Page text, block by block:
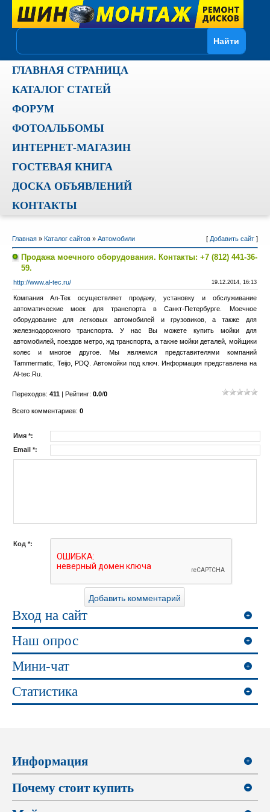
ГЛАВНАЯ СТРАНИЦА
КАТАЛОГ СТАТЕЙ
ФОРУМ
ФОТОАЛЬБОМЫ
ИНТЕРНЕТ-МАГАЗИН
ГОСТЕВАЯ КНИГА
ДОСКА ОБЪЯВЛЕНИЙ
КОНТАКТЫ
Главная» Каталог сайтов» Автомобили [ Добавить сайт]
Продажа моечного оборудования. Контакты: +7 (812) 441-36-
59.
http://www.al-tec.ru/ 19.12.2014, 16:13
Компания Ал-Тек осуществляет продажу, установку и обслуживание
автоматические моек для транспорта в Санкт-Петербурге. Моечное
оборудование для легковых автомобилей и грузовиков, а также для
железнодорожного транспорта. У нас Вы можете купить мойки для
автомобилей, поездов метро, жд транспорта, а также мойки деталей, мойщики
колес и многое другое. Мы являемся представителями компаний
Tammermatic, Teijo, PDQ. Автомойки под ключ. Информация представлена на
Al-tec.Ru.
Переходов: 411| Рейтинг: 0.0/0
Всего комментариев: 0
Имя *:
Email *:
Код *:
Вход на сайт
Наш опрос
Мини-чат
Статистика
Информация
Почему стоит купить